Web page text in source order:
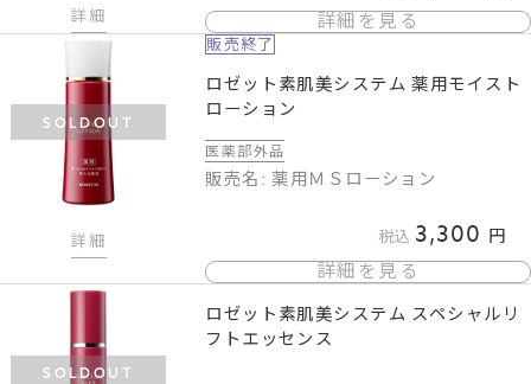
詳細 詳細を見る
SOLDOUT
詳細
販売終了
ロゼット素肌美システム 薬用モイスト
ローション
医薬部外品
販売名: 薬用ＭＳローション
税込 3,300
詳細を見る
SOLDOUT
ロゼット素肌美システム スペシャルリ
フトエッセンス